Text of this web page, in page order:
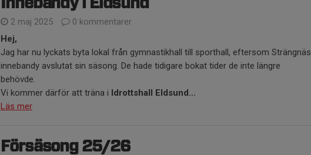
Innebandy i Eldsund
2 maj 2025
0 kommentarer
Hej,
Jag har nu lyckats byta lokal från gymnastikhall till sporthall, eftersom Strängnäs
innebandy avslutat sin säsong. De hade tidigare bokat tider de inte längre
behövde.
Vi kommer därför att träna i Idrottshall Eldsund...
Läs mer
Försäsong 25/26